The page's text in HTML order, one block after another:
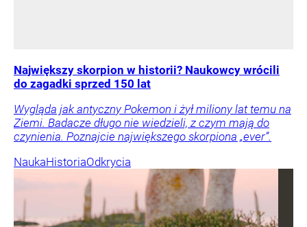
Największy skorpion w historii? Naukowcy wrócili
do zagadki sprzed 150 lat
Wygląda jak antyczny Pokemon i żył miliony lat temu na
Ziemi. Badacze długo nie wiedzieli, z czym mają do
czynienia. Poznajcie największego skorpiona „ever”.
NaukaHistoriaOdkrycia